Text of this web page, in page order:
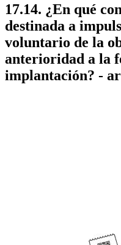
17.14. ¿En qué
destinada a
voluntario de la
anterioridad a la
implantación? -